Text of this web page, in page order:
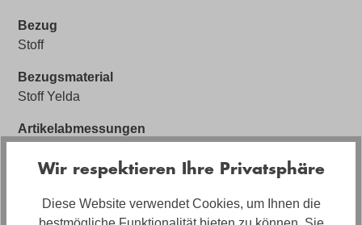
Bezug
Stoff
Bezugsmaterial
Stoff Yelda
Artikelabmessungen
ca. 46cm
Wir respektieren Ihre Privatsphäre
Diese Website verwendet Cookies, um Ihnen die